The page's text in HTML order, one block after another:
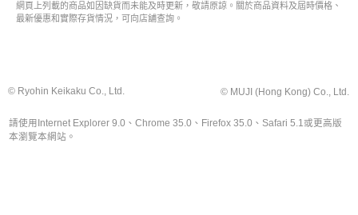
網頁上列載的商品如因缺貨而未能及時更新，敬請原諒。關於商品資料及屆時價格、
最新優惠和實際存貨情況，可向店舖查詢。
© Ryohin Keikaku Co., Ltd. © MUJI (Hong Kong) Co., Ltd.
請使用Internet Explorer 9.0、Chrome 35.0、Firefox 35.0、Safari 5.1或更高版
本瀏覽本網站。